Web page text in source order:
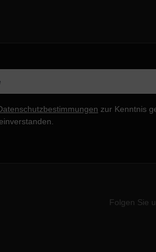
zur Kenntnis
Folgen Sie